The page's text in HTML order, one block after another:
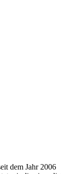
dem Jahr 2006